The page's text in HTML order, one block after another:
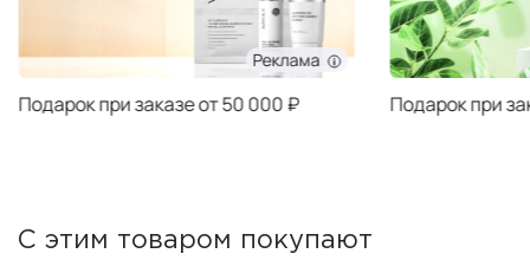
Реклама
Подарок при заказе от 50 000 ₽ Подарок при
С этим товаром покупают